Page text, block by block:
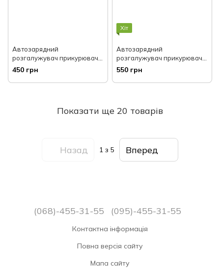
Автозарядний
розгалужувач прикурювача
Hoco Z28 Power ocean 12/24
V (на 2 виходи + USB),
вольтметр
450 грн
Хіт
Автозарядний
розгалужувач прикурювача,
12/24 V (на 2 виходи + USB),
вольтметр
550 грн
Показати ще 20 товарів
Назад 1 з 5 Вперед
(068)-455-31-55 (095)-455-31-55
Контактна інформація
Повна версія сайту
Мапа сайту